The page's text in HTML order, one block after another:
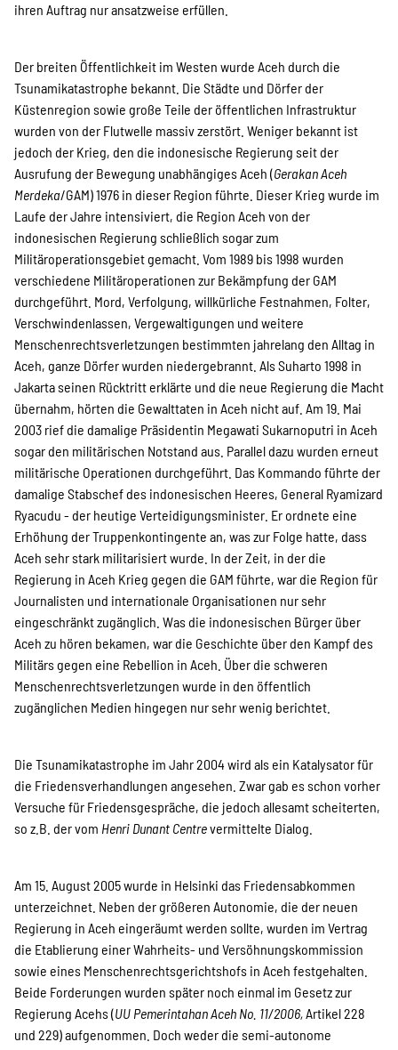
Über uns
Transparenz
Kontakt
english
Indonesian
Suche
ihren Auftrag nur ansatzweise erfüllen.
Der breiten Öffentlichkeit im Westen wurde Aceh durch die
Tsunamikatastrophe bekannt. Die Städte und Dörfer der
Küstenregion sowie große Teile der öffentlichen Infrastruktur
wurden von der Flutwelle massiv zerstört. Weniger bekannt ist
jedoch der Krieg, den die indonesische Regierung seit der
Ausrufung der Bewegung unabhängiges Aceh (Gerakan Aceh
Merdeka/GAM) 1976 in dieser Region führte. Dieser Krieg wurde im
Laufe der Jahre intensiviert, die Region Aceh von der
indonesischen Regierung schließlich sogar zum
Militäroperationsgebiet gemacht. Vom 1989 bis 1998 wurden
verschiedene Militäroperationen zur Bekämpfung der GAM
durchgeführt. Mord, Verfolgung, willkürliche Festnahmen, Folter,
Verschwindenlassen, Vergewaltigungen und weitere
Menschenrechtsverletzungen bestimmten jahrelang den Alltag in
Aceh, ganze Dörfer wurden niedergebrannt. Als Suharto 1998 in
Jakarta seinen Rücktritt erklärte und die neue Regierung die Macht
übernahm, hörten die Gewalttaten in Aceh nicht auf. Am 19. Mai
2003 rief die damalige Präsidentin Megawati Sukarnoputri in Aceh
sogar den militärischen Notstand aus. Parallel dazu wurden erneut
militärische Operationen durchgeführt. Das Kommando führte der
damalige Stabschef des indonesischen Heeres, General Ryamizard
Ryacudu - der heutige Verteidigungsminister. Er ordnete eine
Erhöhung der Truppenkontingente an, was zur Folge hatte, dass
Aceh sehr stark militarisiert wurde. In der Zeit, in der die
Regierung in Aceh Krieg gegen die GAM führte, war die Region für
Journalisten und internationale Organisationen nur sehr
eingeschränkt zugänglich. Was die indonesischen Bürger über
Aceh zu hören bekamen, war die Geschichte über den Kampf des
Militärs gegen eine Rebellion in Aceh. Über die schweren
Menschenrechtsverletzungen wurde in den öffentlich
zugänglichen Medien hingegen nur sehr wenig berichtet.
Die Tsunamikatastrophe im Jahr 2004 wird als ein Katalysator für
die Friedensverhandlungen angesehen. Zwar gab es schon vorher
Versuche für Friedensgespräche, die jedoch allesamt scheiterten,
so z.B. der vom Henri Dunant Centrevermittelte Dialog.
Am 15. August 2005 wurde in Helsinki das Friedensabkommen
unterzeichnet. Neben der größeren Autonomie, die der neuen
Regierung in Aceh eingeräumt werden sollte, wurden im Vertrag
die Etablierung einer Wahrheits- und Versöhnungskommission
sowie eines Menschenrechtsgerichtshofs in Aceh festgehalten.
Beide Forderungen wurden später noch einmal im Gesetz zur
Regierung Acehs (UU Pemerintahan Aceh No. 11/2006,Artikel 228
und 229) aufgenommen. Doch weder die semi-autonome